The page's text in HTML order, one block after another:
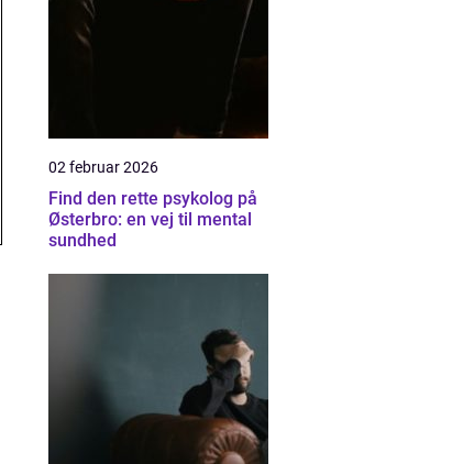
02 februar 2026
Find den rette psykolog på
Østerbro: en vej til mental
sundhed